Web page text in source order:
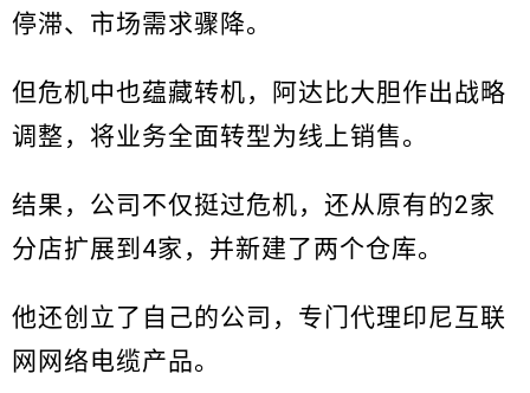
停滞、市场需求骤降。
但危机中也蕴藏转机，阿达比大胆作出战略
调整，将业务全面转型为线上销售。
结果，公司不仅挺过危机，还从原有的2家
分店扩展到4家，并新建了两个仓库。
他还创立了自己的公司，专门代理印尼互联
网网络电缆产品。